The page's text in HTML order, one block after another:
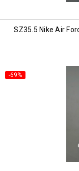
SZ35.5 Nike Air
-69%